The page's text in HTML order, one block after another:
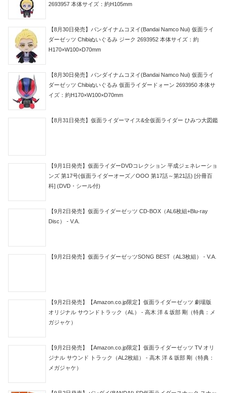
2693957 本体サイズ：約H105mm
【8月30日発売】バンダイナムコヌイ(Bandai Namco Nui) 仮面ライ
ダーゼッツ Chibiぬいぐるみ ジーク 2693952 本体サイズ：約
H170×W100×D70mm
【8月30日発売】バンダイナムコヌイ(Bandai Namco Nui) 仮面ライ
ダーゼッツ Chibiぬいぐるみ 仮面ライダードォーン 2693950 本体サ
イズ：約H170×W100×D70mm
【8月31日発売】仮面ライダーマイス&全仮面ライダー ひみつ大図鑑
【9月1日発売】仮面ライダーDVDコレクション 平成ジェネレーショ
ンズ 第17号(仮面ライダーオーズ／OOO 第17話～第21話) [分冊百
科] (DVD・シール付)
【9月2日発売】仮面ライダーゼッツ CD-BOX（AL6枚組+Blu-ray
Disc） - V.A.
【9月2日発売】仮面ライダーゼッツSONG BEST（AL3枚組） - V.A.
【9月2日発売】【Amazon.co.jp限定】仮面ライダーゼッツ 劇場版
オリジナル サウンドトラック（AL） - 高木 洋 & 坂部 剛（特典：メ
ガジャケ）
【9月2日発売】【Amazon.co.jp限定】仮面ライダーゼッツ TV オリ
ジナル サウンド トラック（AL2枚組） - 高木 洋 & 坂部 剛（特典：
メガジャケ）